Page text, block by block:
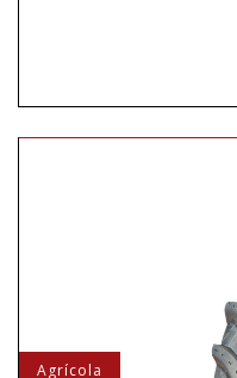
Agrícola